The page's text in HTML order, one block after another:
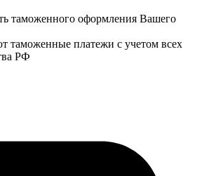
таможенного оформления Вашего
таможенные платежи с учетом всех
РФ